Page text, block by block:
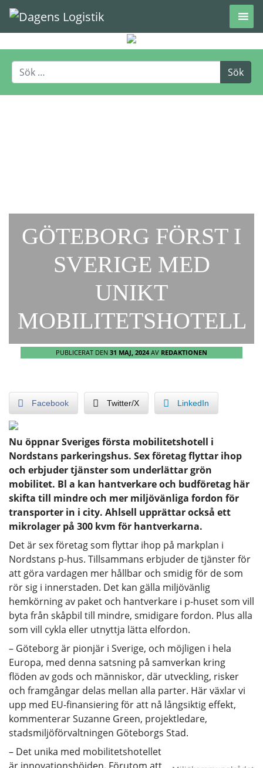
Hoppa till innehåll
GÖTEBORG FÖRST I
SVERIGE MED
UNIKT
MOBILITETSHOTELL
PUBLICERAT DEN 31 MAJ, 2024 AV REDAKTIONEN
Facebook Twitter/X LinkedIn
Nu öppnar Sveriges första mobilitetshotell i
Nordstans parkeringshus. Sex företag flyttar ihop
och erbjuder tjänster som underlättar grön
mobilitet. Bl a kan hantverkare och budföretag här
skifta till mindre och mer miljövänliga fordon för
transporter in i city. Ahlsell upprättar också ett
mikrolager på 300 kvm för hantverkarna.
Det är sex företag som flyttar ihop på markplan i
Nordstans p-hus. Tillsammans erbjuder de tjänster för
att göra vardagen mer hållbar och smidig för de som
rör sig i innerstaden. Det kan gälla miljövänlig
hemkörning av paket och hantverkare i p-huset som vill
byta från skåpbil till mindre, smidigare fordon. Plus alla
som vill cykla eller utnyttja lätta elfordon.
– Göteborg är pionjär i Sverige, och möjligen i hela
Europa, med denna satsning på samverkan kring
flöden av gods och människor, där utveckling, risker
och framgångar delas mellan alla parter. Här växlar vi
upp med EU-finansiering för att nå långsiktig effekt,
kommenterar Suzanne Green, projektledare,
stadsmiljöförvaltningen Göteborgs Stad.
– Det unika med mobilitetshotellet